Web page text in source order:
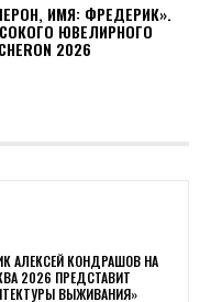
ИМЯ: ФРЕДЕРИК».
ЮВЕЛИРНОГО
2026
АЛЕКСЕЙ КОНДРАШОВ НА
2026 ПРЕДСТАВИТ
ВЫЖИВАНИЯ»